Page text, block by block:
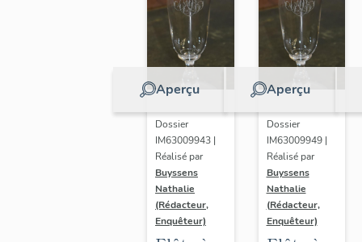
Aperçu
Dossier
IM63009943 |
Réalisé par
Buyssens
Nathalie
(Rédacteur,
Enquêteur)
Aperçu
Dossier
IM63009949 |
Réalisé par
Buyssens
Nathalie
(Rédacteur,
Enquêteur)